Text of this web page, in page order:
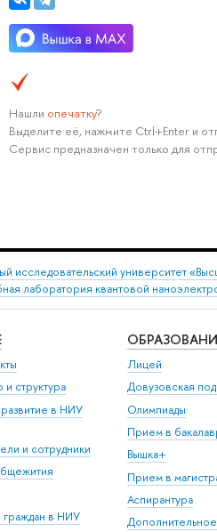
Нашли опечатку?
Выделите её, нажмите Ctrl+Enter и
Сервис предназначен только для
исследовательский университет
лаборатория квантовой
и структура
в НИУ
и сотрудники
в НИУ
Лицей
Довузовская
Олимпиады
Прием в
Вышка+
Прием в
Аспирантура
Дополнительное